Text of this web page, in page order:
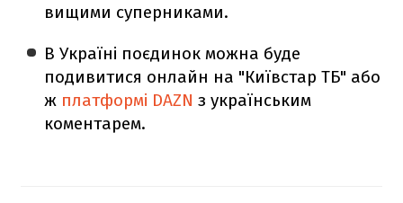
вищими суперниками.
В Україні поєдинок можна буде
подивитися онлайн на "Київстар ТБ" або
ж платформі DAZNз українським
коментарем.